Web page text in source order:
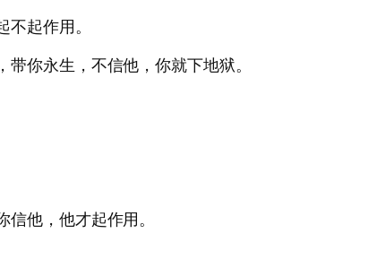
起作用。
你永生，不信他，你就下地狱。
他，他才起作用。